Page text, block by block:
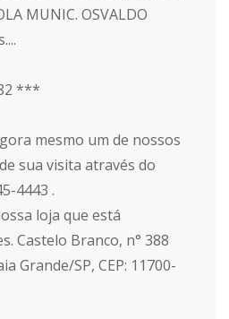
MUNIC. OSVALDO
***
mesmo um de nossos
sua visita através do
4443 .
loja que está
Castelo Branco, n° 388
Grande/SP, CEP: 11700-